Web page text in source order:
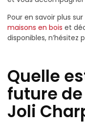
Pour en savoir plus sur
maisons en bois et
disponibles, n’hésitez
Quelle
future
Joli